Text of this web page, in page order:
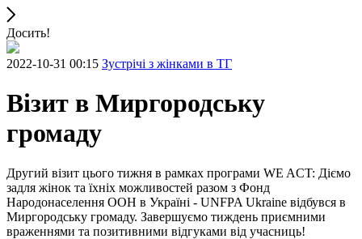
Досить!
2022-10-31 00:15 Зустрічі з жінками в ТГ
Візит в Миргородську
громаду
Другий візит цього тижня в рамках програми WE ACT: Діємо
задля жінок та їхніх можливостей разом з Фонд
Народонаселення ООН в Україні - UNFPA Ukraine відбувся в
Миргородську громаду. Завершуємо тиждень приємними
враженнями та позитивними відгуками від учасниць!